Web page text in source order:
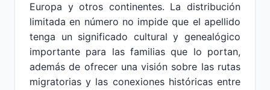
Europa y otros continentes. La distribución
limitada en número no impide que el apellido
tenga un significado cultural y genealógico
importante para las familias que lo portan,
además de ofrecer una visión sobre las rutas
migratorias y las conexiones históricas entre